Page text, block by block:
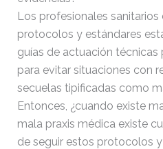
Los profesionales sanitarios
protocolos y estándares
guías de actuación técnicas
para evitar situaciones con
secuelas tipificadas como
Entonces, ¿cuando existe
mala praxis médica existe
de seguir estos protocolos